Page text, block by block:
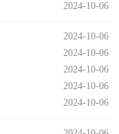
2024-10-06
2024-10-06
2024-10-06
2024-10-06
2024-10-06
2024-10-06